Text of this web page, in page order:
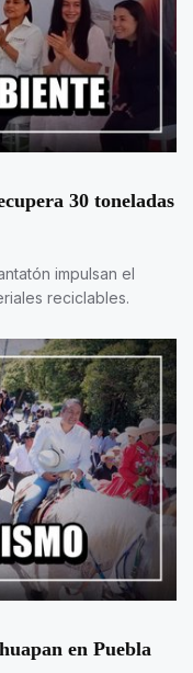
30 toneladas
impulsan el
reciclables.
en Puebla